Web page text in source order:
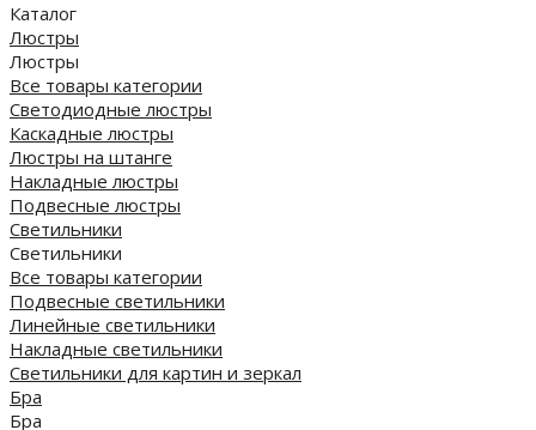
Каталог
Люстры
Люстры
Все товары категории
Светодиодные люстры
Каскадные люстры
Люстры на штанге
Накладные люстры
Подвесные люстры
Светильники
Светильники
Все товары категории
Подвесные светильники
Линейные светильники
Накладные светильники
Светильники для картин и зеркал
Бра
Бра